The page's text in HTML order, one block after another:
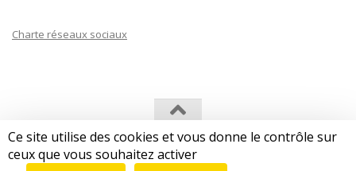
Ce site utilise des cookies et vous donne le contrôle sur
ceux que vous souhaitez activer
Charte réseaux sociaux
Les Afriques dans le Monde (LAM) © 2026. Tous droits réservés.